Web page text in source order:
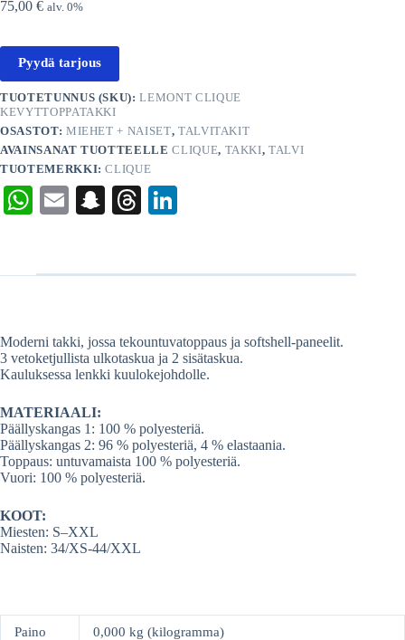
75,00 € alv. 0%
Pyydä tarjous
TUOTETUNNUS (SKU):LEMONT CLIQUE
KEVYTTOPPATAKKI
OSASTOT: MIEHET + NAISET, TALVITAKIT
AVAINSANAT TUOTTEELLECLIQUE, TAKKI,TALVI
TUOTEMERKKI:CLIQUE
W
A
E
S
ha
T
ds In
Moderni takki, jossa tekountuvatoppaus ja softshell-paneelit.
3 vetoketjullista ulkotaskua ja 2 sisätaskua.
Kauluksessa lenkki kuulokejohdolle.
MATERIAALI:
Päällyskangas 1: 100 % polyesteriä.
Päällyskangas 2: 96 % polyesteriä, 4 % elastaania.
Toppaus: untuvamaista 100 % polyesteriä.
Vuori: 100 % polyesteriä.
KOOT:
Miesten: S–XXL
Naisten: 34/XS-44/XXL
Paino 0,000 kg (kilogramma)